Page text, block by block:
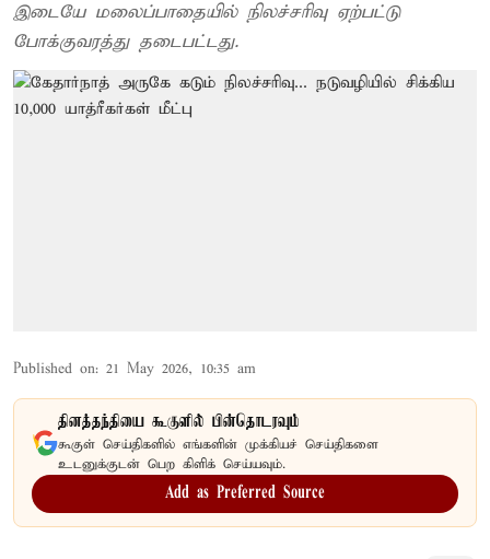
இடையே மலைப்பாதையில் நிலச்சரிவு ஏற்பட்டு
போக்குவரத்து தடைபட்டது.
Published on: 21 May 2026, 10:35 am
தினத்தந்தியை கூகுளில் பின்தொடரவும்
கூகுள் செய்திகளில் எங்களின் முக்கியச் செய்திகளை
உடனுக்குடன் பெற கிளிக் செய்யவும்.
Add as Preferred Source